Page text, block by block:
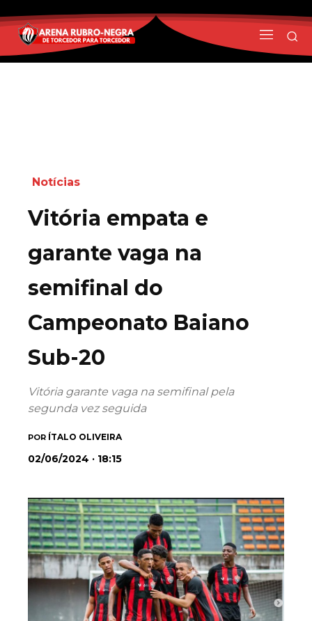
Notícias
Vitória empata e
garante vaga na
semifinal do
Campeonato Baiano
Sub-20
Vitória garante vaga na semifinal pela
segunda vez seguida
POR ÍTALO OLIVEIRA
02/06/2024 · 18:15